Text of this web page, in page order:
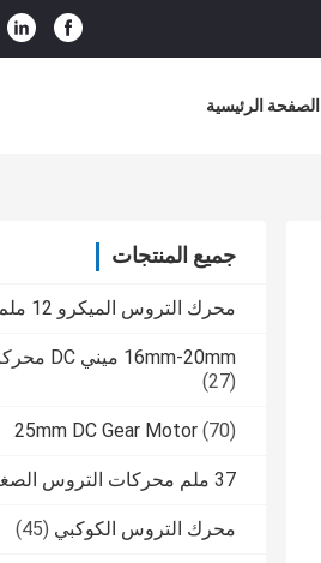
الصفحة الرئيسية
جميع المنتجات
محرك التروس الميكرو 12 ملم DC
16mm-20mm ميني DC محركات التروس
(27)
25mm DC Gear Motor (70)
37 ملم محركات التروس الصغيرة
محرك التروس الكوكبي (45)